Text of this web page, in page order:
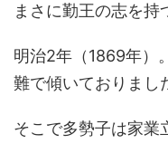
まさに勤王の志を持
明治2年（1869年）
難で傾いておりまし
そこで多勢子は家業